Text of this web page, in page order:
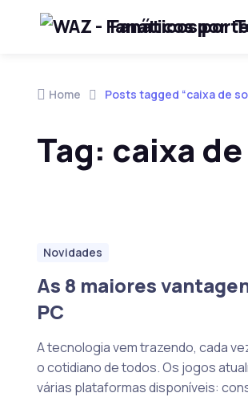
Skip to navigation
Skip to contentFanáticos por
Home Posts tagged “caixa de
Tag: caixa
Novidades
As 8 maiores
PC
A tecnologia vem trazendo, cada
o cotidiano de todos. Os jogos
várias plataformas disponíveis: